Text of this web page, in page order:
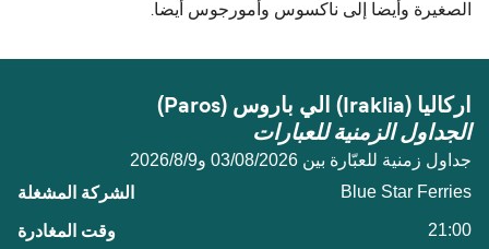
الصغيرة وأيضا إلى ناكسوس وأمورجوس أيضا.
اركاليا (Iraklia) الي باروس (Paros)
الجداول الزمنية للعبارات
جداول زمنية للعبّارة بين 03/08/2026 و9‏/8‏/2026
Blue Star Ferries
21:00